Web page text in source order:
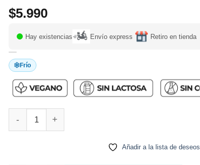
$5.990
Hay existencias Envío express Retiro en tienda
Frío
Añadir a la lista de deseos